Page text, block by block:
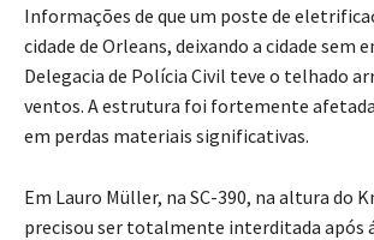
Informações de que um poste de
cidade de Orleans, deixando a cidade sem
Delegacia de Polícia Civil teve o telhado
ventos. A estrutura foi fortemente
em perdas materiais significativas.
Em Lauro Müller, na SC-390, na altura do
precisou ser totalmente interditada após